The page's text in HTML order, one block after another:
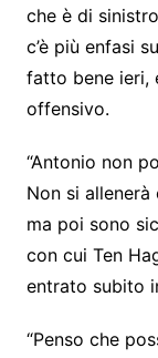
che è di
c’è più enfasi
fatto bene ieri,
offensivo.
“Antonio non
Non si
ma poi sono
con cui Ten
entrato subito
“Penso che